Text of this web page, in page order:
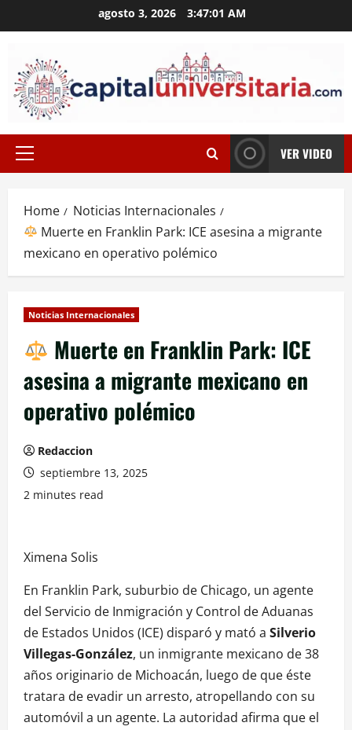
to
agosto 3, 2026 3:47:02 AM
Primary
VER VIDEO
Home
Noticias Internacionales
Muerte en Franklin Park: ICE asesina a migrante
mexicano en operativo polémico
Noticias Internacionales
Muerte en Franklin Park: ICE
asesina a migrante mexicano en
operativo polémico
Redaccion
septiembre 13, 2025
2 minutes read
Ximena Solis
En Franklin Park, suburbio de Chicago, un agente
del Servicio de Inmigración y Control de Aduanas
de Estados Unidos (ICE) disparó y mató a Silverio
Villegas-González, un inmigrante mexicano de 38
años originario de Michoacán, luego de que éste
tratara de evadir un arresto, atropellando con su
automóvil a un agente. La autoridad afirma que el